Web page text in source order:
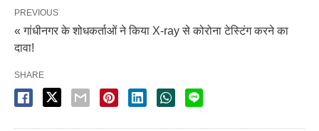
PREVIOUS
« गांधीनगर के शोधकर्ताओं ने किया X-ray से कोरोना टेस्टिंग करने का
दावा!
SHARE